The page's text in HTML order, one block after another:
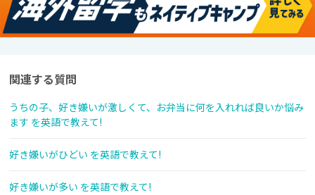
関連する質問
うちの子、好き嫌いが激しくて、お弁当に何を入れれば良いか悩み
ます を英語で教えて!
好き嫌いがひどい を英語で教えて!
好き嫌いが多い を英語で教えて!